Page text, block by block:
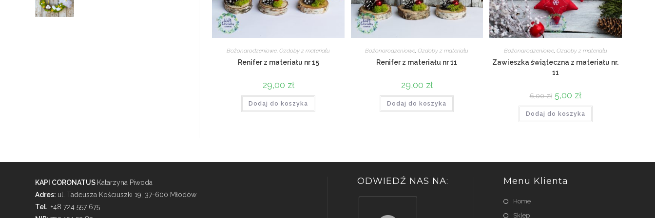
Bożonarodzeniowe,Ozdoby z materiału
Renifer z materiału nr 15
29,00 zł
Dodaj do koszyka
Bożonarodzeniowe,Ozdoby z materiału
Renifer z materiału nr 11
29,00 zł
Dodaj do koszyka
Bożonarodzeniowe, Ozdoby z materiału
Zawieszka świąteczna z materiału nr.
11
6,00zł Pierwotna
cena
wynosiła:
6,00 zł.
5,00 złAktualna
cena
wynosi:
5,00 zł.
Dodaj do koszyka
KAPI CORONATUS Katarzyna Piwoda
Adres: ul. Tadeusza Kościuszki 19, 37-600 Młodów
Tel.: +48 724 557 675
ODWIEDŹ NAS NA: Menu Klienta
Home
Sklep